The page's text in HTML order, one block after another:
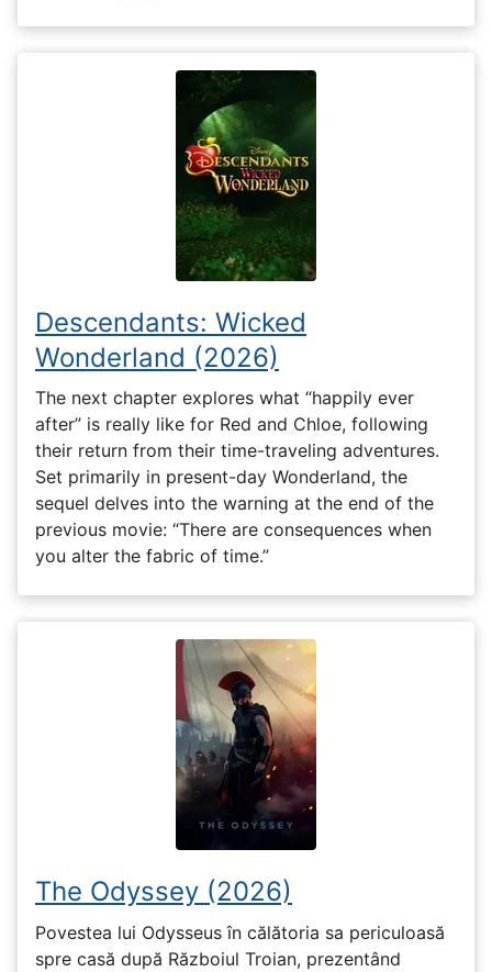
Descendants: Wicked
Wonderland (2026)
The next chapter explores what “happily ever
after” is really like for Red and Chloe, following
their return from their time-traveling adventures.
Set primarily in present-day Wonderland, the
sequel delves into the warning at the end of the
previous movie: “There are consequences when
you alter the fabric of time.”
The Odyssey (2026)
Povestea lui Odysseus în călătoria sa periculoasă
spre casă după Războiul Troian, prezentând